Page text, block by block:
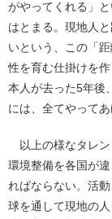
がやってくれる」
はとまる。現地人
いという、この「
性を育む仕掛けを
本人が去った5年後
には、全てやって
以上の様なタレン
環境整備を各国が
ればならない。活
球を通して現地の